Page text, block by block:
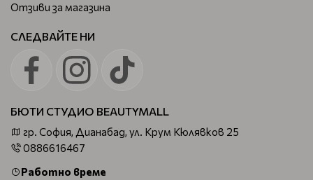
Отзиви за магазина
СЛЕДВАЙТЕ НИ
БЮТИ СТУДИО BEAUTYMALL
гр. София, Дианабад, ул. Крум Кюлявков 25
0886616467
Работно време